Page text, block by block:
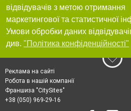
відвідувачів з метою отримання
маркетингової та статистичної
Умови обробки даних
див. "Політика конфіденційності"
Реклама на сайті
Робота в нашій компанії
Франшиза "CitySites"
+38 (050) 969-29-16